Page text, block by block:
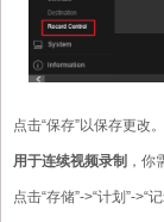
点击“保存”以保存更改。
用于连续视频录制 ，你
点击“存储”->“计划”->“